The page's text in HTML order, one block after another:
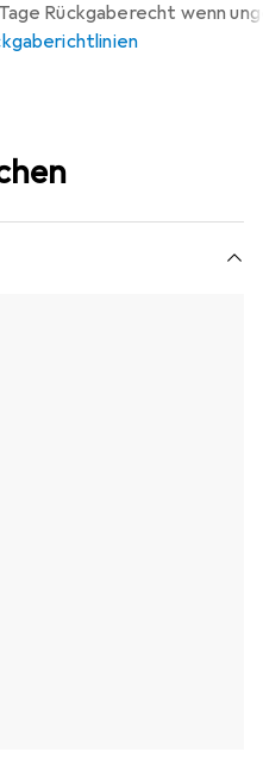
Rückgaberecht wenn